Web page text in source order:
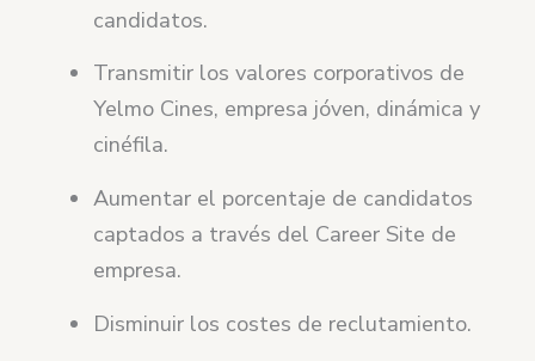
candidatos.
Transmitir los valores corporativos de
Yelmo Cines, empresa jóven, dinámica y
cinéfila.
Aumentar el porcentaje de candidatos
captados a través del Career Site de
empresa.
Disminuir los costes de reclutamiento.